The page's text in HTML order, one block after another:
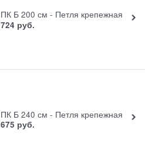
ПК Б 200 см - Петля крепежная
724 руб.
ПК Б 240 см - Петля крепежная
675 руб.